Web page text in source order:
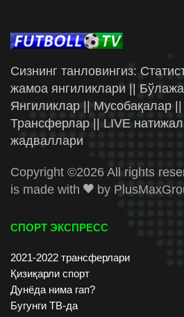
Сизнинг танловингиз:
жамоа янгиликлари ||
Янгиликлар || Мусобақалар
Трансферлар || LIVE
жадваллари
Copyright ©2026 All rights
is made with
by
СПОРТ ЭКСПРЕСС
2021-2022 трансферлари
Қизиқарли спорт
Дунёда нима гап?
Бугунги ТВ-да